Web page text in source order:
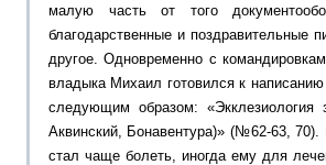
малую часть от того
благодарственные и поздравительные
другое. Одновременно с
владыка Михаил готовился к
следующим образом:
Аквинский, Бонавентура)» (№62-63,
стал чаще болеть, иногда ему для